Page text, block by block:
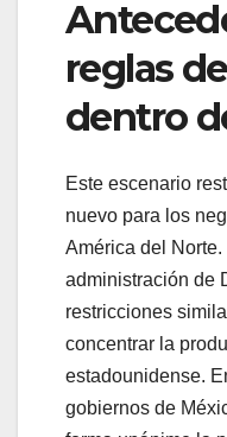
reglas
dentro
Este escenario
nuevo para los
América del
administración de
restricciones
concentrar la
estadounidense.
gobiernos de